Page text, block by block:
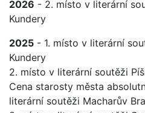
2026 - 2. místo v literární
Kundery
2025 - 1. místo v literární
Kundery
2. místo v literární soutěži
Cena starosty města
literární soutěži Macharův